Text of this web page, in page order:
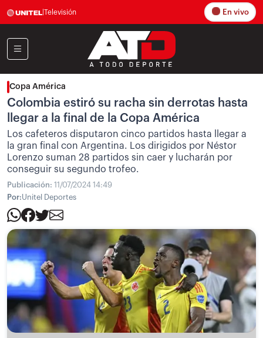
Televisión En vivo
Copa América
Colombia estiró su racha sin derrotas hasta
llegar a la final de la Copa América
Los cafeteros disputaron cinco partidos hasta llegar a
la gran final con Argentina. Los dirigidos por Néstor
Lorenzo suman 28 partidos sin caer y lucharán por
conseguir su segundo trofeo.
Publicación: 11/07/2024 14:49
Por:Unitel Deportes